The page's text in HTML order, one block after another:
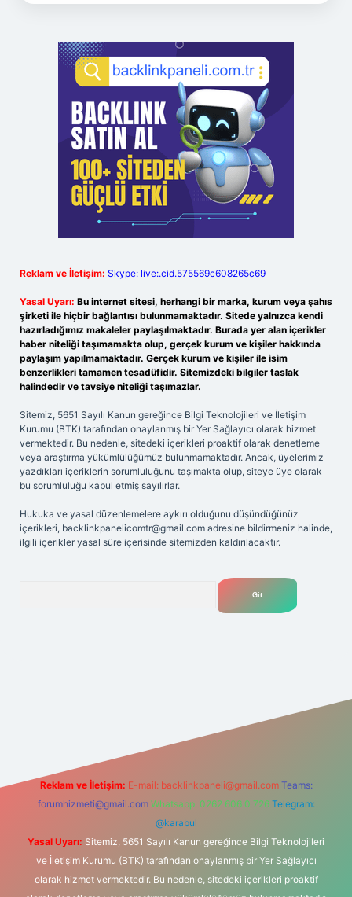
Reklam ve İletişim: Skype: live:.cid.575569c608265c69
Yasal Uyarı: Bu internet sitesi, herhangi bir marka, kurum veya şahıs
şirketi ile hiçbir bağlantısı bulunmamaktadır. Sitede yalnızca kendi
hazırladığımız makaleler paylaşılmaktadır. Burada yer alan içerikler
haber niteliği taşımamakta olup, gerçek kurum ve kişiler hakkında
paylaşım yapılmamaktadır. Gerçek kurum ve kişiler ile isim
benzerlikleri tamamen tesadüfidir. Sitemizdeki bilgiler taslak
halindedir ve tavsiye niteliği taşımazlar.
Sitemiz, 5651 Sayılı Kanun gereğince Bilgi Teknolojileri ve İletişim
Kurumu (BTK) tarafından onaylanmış bir Yer Sağlayıcı olarak hizmet
vermektedir. Bu nedenle, sitedeki içerikleri proaktif olarak denetleme
veya araştırma yükümlülüğümüz bulunmamaktadır. Ancak, üyelerimiz
yazdıkları içeriklerin sorumluluğunu taşımakta olup, siteye üye olarak
bu sorumluluğu kabul etmiş sayılırlar.
Hukuka ve yasal düzenlemelere aykırı olduğunu düşündüğünüz
içerikleri, backlinkpanelicomtr@gmail.com adresine bildirmeniz halinde,
ilgili içerikler yasal süre içerisinde sitemizden kaldırılacaktır.
Reklam ve İletişim: E-mail: backlinkpaneli@gmail.com Teams:
forumhizmeti@gmail.com Whatsapp: 0262 606 0 726 Telegram:
@karabul
Yasal Uyarı: Sitemiz, 5651 Sayılı Kanun gereğince Bilgi Teknolojileri
ve İletişim Kurumu (BTK) tarafından onaylanmış bir Yer Sağlayıcı
olarak hizmet vermektedir. Bu nedenle, sitedeki içerikleri proaktif